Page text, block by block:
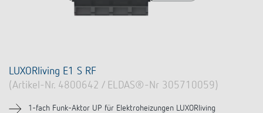
LUXORliving E1 S RF
(Artikel-Nr. 4800642 / ELDAS®-Nr 305710059)
1-fach Funk-Aktor UP für Elektroheizungen LUXORliving